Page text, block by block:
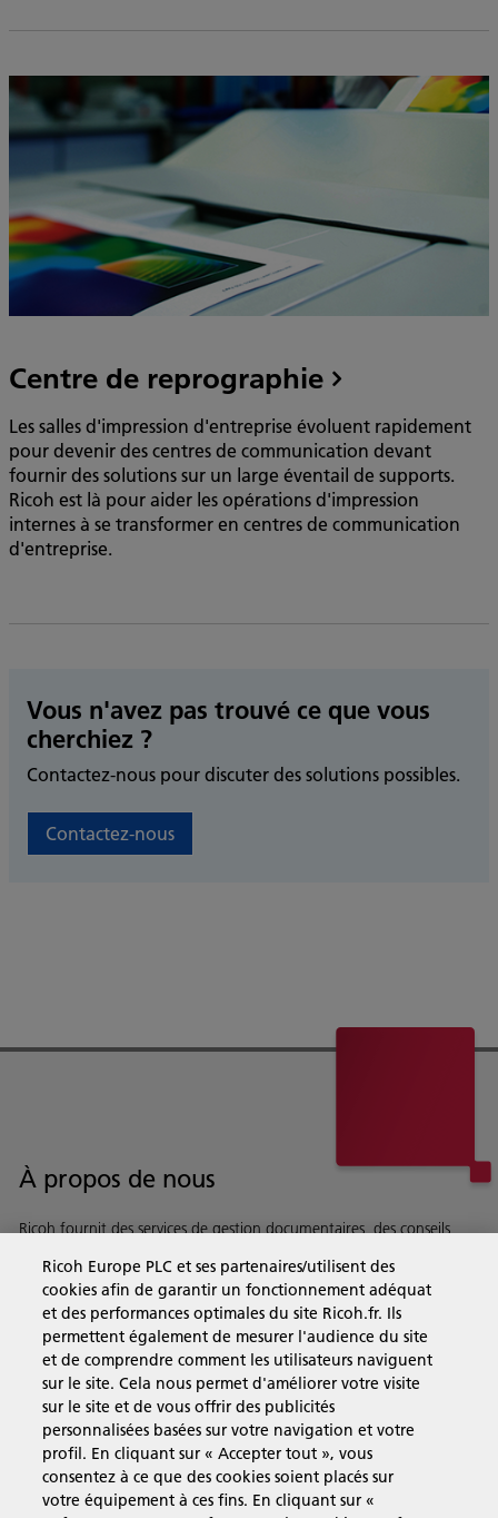
Centre de reprographie
Les salles d'impression d'entreprise évoluent rapidement
pour devenir des centres de communication devant
fournir des solutions sur un large éventail de supports.
Ricoh est là pour aider les opérations d'impression
internes à se transformer en centres de communication
d'entreprise.
Vous n'avez pas trouvé ce que vous
cherchiez ?
Contactez-nous pour discuter des solutions possibles.
Contactez-nous
À propos de nous
Ricoh fournit des services de gestion documentaires, des conseils,
En savoir plus sur notre histoire et ce que nous faisons
Solutions pour les entreprises
Produits et Services
Ricoh Europe PLC et ses partenaires/utilisent des
cookies afin de garantir un fonctionnement adéquat
et des performances optimales du site Ricoh.fr. Ils
permettent également de mesurer l'audience du site
et de comprendre comment les utilisateurs naviguent
sur le site. Cela nous permet d'améliorer votre visite
sur le site et de vous offrir des publicités
personnalisées basées sur votre navigation et votre
profil. En cliquant sur « Accepter tout », vous
consentez à ce que des cookies soient placés sur
votre équipement à ces fins. En cliquant sur «